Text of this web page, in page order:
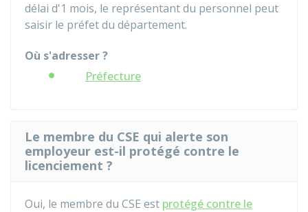
délai d'1 mois, le représentant du personnel peut
saisir le préfet du département.
Où s'adresser ?
Préfecture
Le membre du CSE qui alerte son
employeur est-il protégé contre le
licenciement ?
Oui, le membre du CSE est protégé contre le